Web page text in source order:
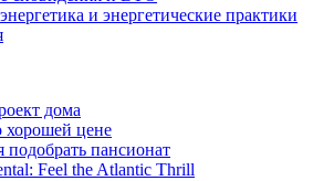
и энергетические практики
дома
хорошей цене
пансионат
Feel the Atlantic Thrill